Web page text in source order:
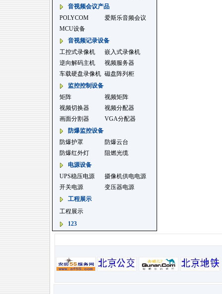
音视频会议产品
POLYCOM
爱斯乐音频会议
MCU设备
音视频记录设备
工控式录像机
嵌入式录像机
逆向解码主机
视频服务器
车载硬盘录像机 磁盘阵列柜
监控控制设备
矩阵
视频矩阵
视频切换器
视频分配器
画面分割器
VGA分配器
防爆监控设备
防爆护罩
防爆云台
防爆红外灯
阻燃光缆
电源设备
UPS稳压电源
摄像机供电电源
开关电源
变压器电源
工程展示
工程展示
123